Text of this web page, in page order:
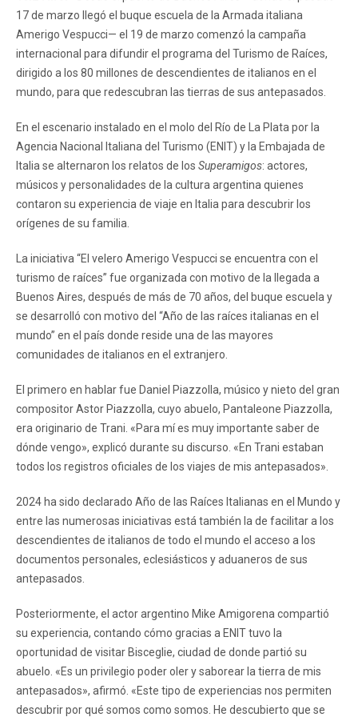
17 de marzo llegó el buque escuela de la Armada italiana
Amerigo Vespucci— el 19 de marzo comenzó la campaña
internacional para difundir el programa del Turismo de Raíces,
dirigido a los 80 millones de descendientes de italianos en el
mundo, para que redescubran las tierras de sus antepasados.
En el escenario instalado en el molo del Río de La Plata por la
Agencia Nacional Italiana del Turismo (ENIT) y la Embajada de
Italia se alternaron los relatos de los Superamigos: actores,
músicos y personalidades de la cultura argentina quienes
contaron su experiencia de viaje en Italia para descubrir los
orígenes de su familia.
La iniciativa “El velero Amerigo Vespucci se encuentra con el
turismo de raíces” fue organizada con motivo de la llegada a
Buenos Aires, después de más de 70 años, del buque escuela y
se desarrolló con motivo del “Año de las raíces italianas en el
mundo” en el país donde reside una de las mayores
comunidades de italianos en el extranjero.
El primero en hablar fue Daniel Piazzolla, músico y nieto del gran
compositor Astor Piazzolla, cuyo abuelo, Pantaleone Piazzolla,
era originario de Trani. «Para mí es muy importante saber de
dónde vengo», explicó durante su discurso. «En Trani estaban
todos los registros oficiales de los viajes de mis antepasados».
2024 ha sido declarado Año de las Raíces Italianas en el Mundo y
entre las numerosas iniciativas está también la de facilitar a los
descendientes de italianos de todo el mundo el acceso a los
documentos personales, eclesiásticos y aduaneros de sus
antepasados.
Posteriormente, el actor argentino Mike Amigorena compartió
su experiencia, contando cómo gracias a ENIT tuvo la
oportunidad de visitar Bisceglie, ciudad de donde partió su
abuelo. «Es un privilegio poder oler y saborear la tierra de mis
antepasados», afirmó. «Este tipo de experiencias nos permiten
descubrir por qué somos como somos. He descubierto que se